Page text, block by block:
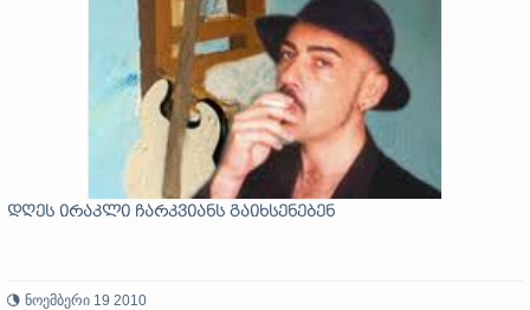
დღეს ირაკლი ჩარკვიანს გაიხსენებენ
ნოემბერი 19 2010